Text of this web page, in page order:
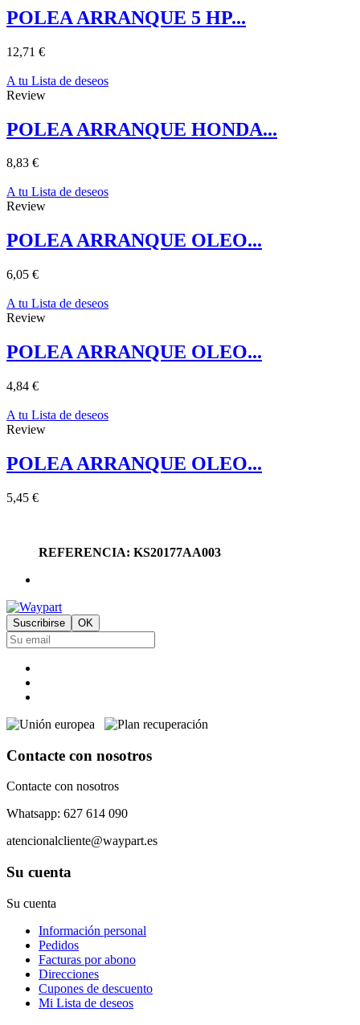
POLEA ARRANQUE 5 HP...
12,71 €
A tu Lista de deseos
Review
POLEA ARRANQUE HONDA...
8,83 €
A tu Lista de deseos
Review
POLEA ARRANQUE OLEO...
6,05 €
A tu Lista de deseos
Review
POLEA ARRANQUE OLEO...
4,84 €
A tu Lista de deseos
Review
POLEA ARRANQUE OLEO...
5,45 €
REFERENCIA: KS20177AA003
Contacte con nosotros
Contacte con nosotros
Whatsapp: 627 614 090
atencionalcliente@waypart.es
Su cuenta
Su cuenta
Información personal
Pedidos
Facturas por abono
Direcciones
Cupones de descuento
Mi Lista de deseos